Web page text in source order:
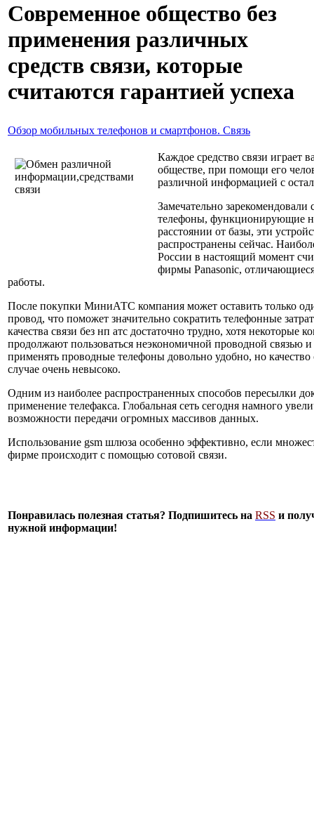
Cовременное общество без
применения различных
средств связи, которые
считаются гарантией успеха
Обзор мобильных телефонов и смартфонов. Связь
Каждое средство связи играет
обществе, при помощи его
различной информацией с
Замечательно зарекомендовали
телефоны, функционирующие
расстоянии от базы, эти
распространены сейчас.
России в настоящий момент
фирмы Panasonic,
работы.
После покупки МиниАТС компания может оставить только
провод, что поможет значительно сократить телефонные
качества связи без нп атс достаточно трудно, хотя некоторые
продолжают пользоваться неэкономичной проводной связью
применять проводные телефоны довольно удобно, но качество
случае очень невысоко.
Одним из наиболее распространенных способов пересылки
применение телефакса. Глобальная сеть сегодня намного
возможности передачи огромных массивов данных.
Использование gsm шлюза особенно эффективно, если
фирме происходит с помощью сотовой связи.
Понравилась полезная статья? Подпишитесь на RSS и
нужной информации!